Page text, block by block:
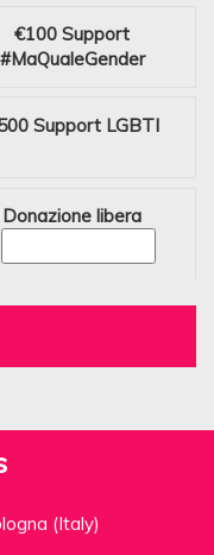
€100 Support
#MaQualeGender
Support LGBTI
Donazione libera
(Italy)